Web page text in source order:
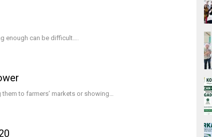
enough can be difficult….
to farmers’ markets or showing…